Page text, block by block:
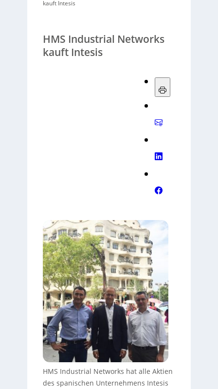
kauft Intesis
HMS Industrial Networks
kauft Intesis
HMS Industrial Networks hat alle Aktien
des spanischen Unternehmens Intesis